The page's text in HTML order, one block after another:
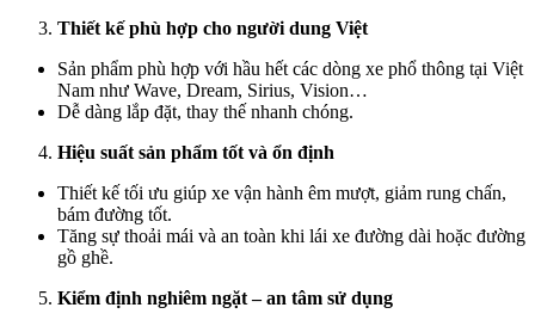
Thiết kế phù hợp cho người dung Việt
Sản phẩm phù hợp với hầu hết các dòng xe phổ thông tại Việt
Nam như Wave, Dream, Sirius, Vision…
Dễ dàng lắp đặt, thay thế nhanh chóng.
Hiệu suất sản phẩm tốt và ổn định
Thiết kế tối ưu giúp xe vận hành êm mượt, giảm rung chấn,
bám đường tốt.
Tăng sự thoải mái và an toàn khi lái xe đường dài hoặc đường
gồ ghề.
Kiểm định nghiêm ngặt – an tâm sử dụng